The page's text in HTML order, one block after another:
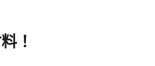
！